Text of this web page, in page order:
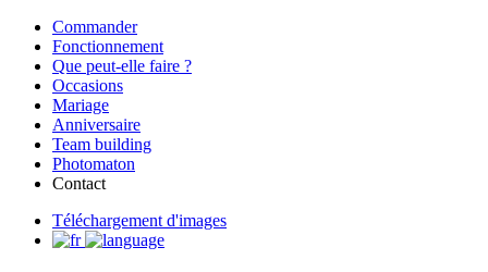
Commander
Fonctionnement
Que peut-elle faire ?
Occasions
Mariage
Anniversaire
Team building
Photomaton
Contact
Téléchargement d'images